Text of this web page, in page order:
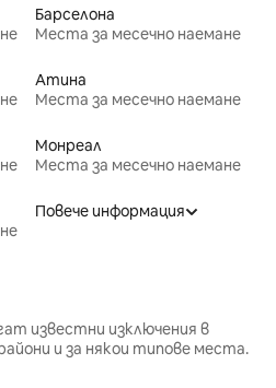
Барселона
Места за месечно наемане
Атина
Места за месечно наемане
Монреал
Места за месечно наемане
Повече информация
известни изключения в
и за някои типове места.